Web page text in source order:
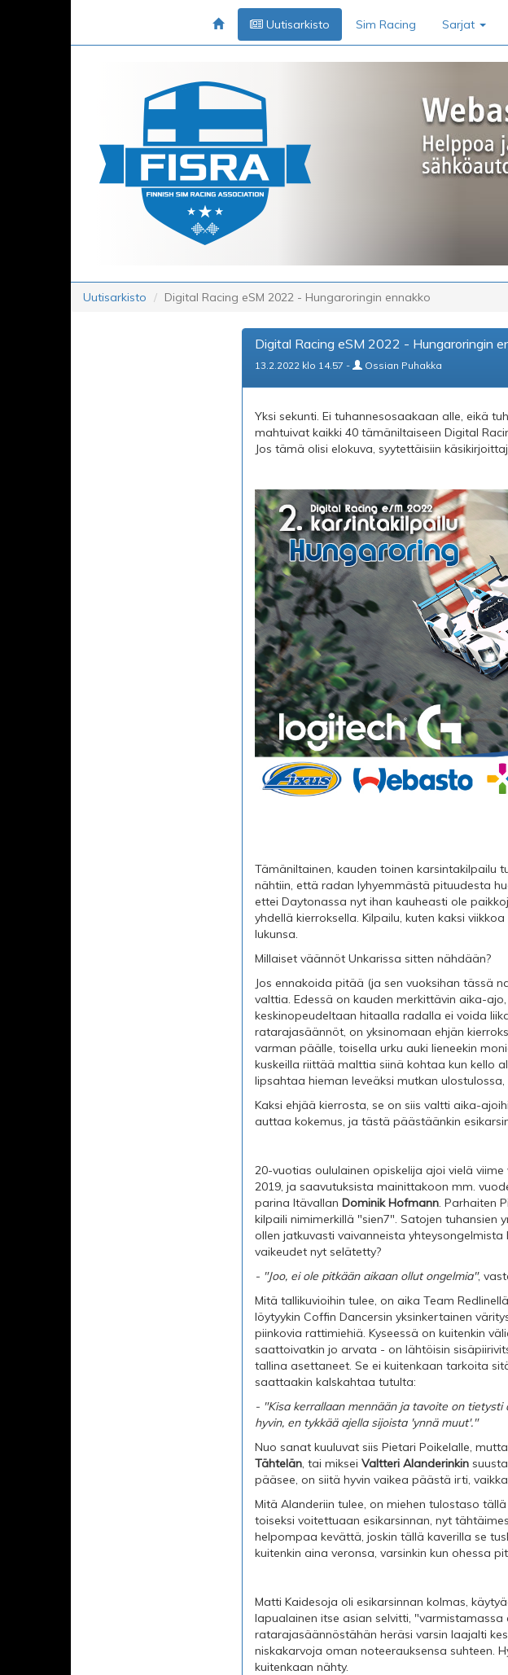
Uutisarkisto Sim Racing Sarjat
Uutisarkisto Digital Racing eSM 2022 - Hungaroringin ennakko
Digital Racing eSM 2022 - Hungaroringin
13.2.2022 klo 14.57 - Ossian Puhakka
Yksi sekunti. Ei tuhannesosaakaan alle, eikä
mahtuivat kaikki 40 tämäniltaiseen Digital
Jos tämä olisi elokuva, syytettäisiin
Tämäniltainen, kauden toinen karsintakilpailu
nähtiin, että radan lyhyemmästä pituudesta
ettei Daytonassa nyt ihan kauheasti ole
yhdellä kierroksella. Kilpailu, kuten kaksi
lukunsa.
Millaiset väännöt Unkarissa sitten nähdään?
Jos ennakoida pitää (ja sen vuoksihan tässä
valttia. Edessä on kauden merkittävin aika-
keskinopeudeltaan hitaalla radalla ei voida
ratarajasäännöt, on yksinomaan ehjän
varman päälle, toisella urku auki lieneekin
kuskeilla riittää malttia siinä kohtaa kun kello
lipsahtaa hieman leveäksi mutkan
Kaksi ehjää kierrosta, se on siis valtti aika-
auttaa kokemus, ja tästä päästäänkin
20-vuotias oululainen opiskelija ajoi vielä
2019, ja saavutuksista mainittakoon mm.
parina Itävallan Dominik Hofmann. Parhaiten
kilpaili nimimerkillä "sien7". Satojen tuhansien
ollen jatkuvasti vaivanneista
vaikeudet nyt selätetty?
- "Joo, ei ole pitkään aikaan ollut ongelmia",
Mitä tallikuvioihin tulee, on aika Team
löytyykin Coffin Dancersin yksinkertainen
piinkovia rattimiehiä. Kyseessä on kuitenkin
saattoivatkin jo arvata - on lähtöisin
tallina asettaneet. Se ei kuitenkaan tarkoita
saattaakin kalskahtaa tutulta:
- "Kisa kerrallaan mennään ja tavoite on
hyvin, en tykkää ajella sijoista 'ynnä muut'."
Nuo sanat kuuluvat siis Pietari Poikelalle,
Tähtelän, tai miksei Valtteri Alanderinkin
pääsee, on siitä hyvin vaikea päästä irti,
Mitä Alanderiin tulee, on miehen tulostaso
toiseksi voitettuaan esikarsinnan, nyt
helpompaa kevättä, joskin tällä kaverilla se
kuitenkin aina veronsa, varsinkin kun ohessa
Matti Kaidesoja oli esikarsinnan kolmas,
lapualainen itse asian selvitti,
ratarajasäännöstähän heräsi varsin laajalti
niskakarvoja oman noteerauksensa suhteen.
kuitenkaan nähty.